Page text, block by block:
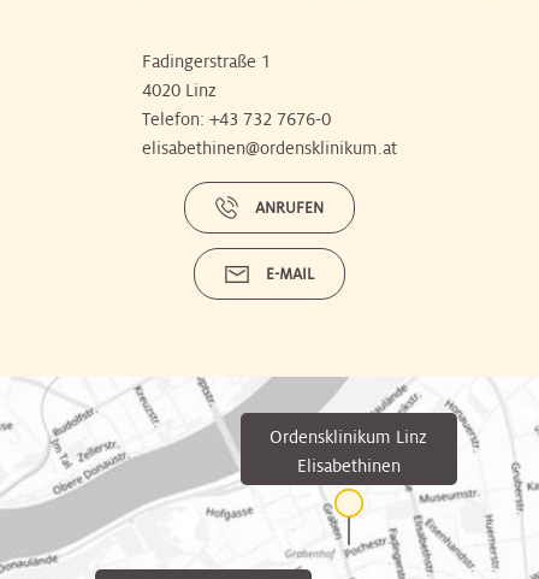
Fadingerstraße 1
4020 Linz
Telefon: +43 732 7676-0
elisabethinen@ordensklinikum.at
ANRUFEN
E-MAIL
Ordensklinikum Linz
Elisabethinen